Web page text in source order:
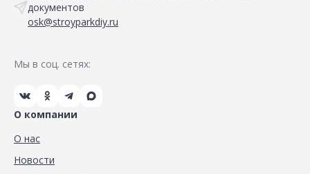
документов
osk@stroyparkdiy.ru
Мы в соц. сетях:
О компании
О нас
Новости